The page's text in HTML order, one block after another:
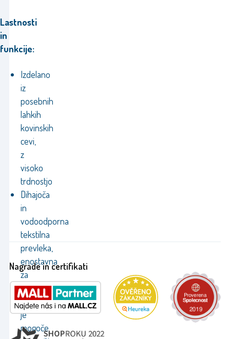
Lastnosti
in
funkcije:
Izdelano
iz
posebnih
lahkih
kovinskih
cevi,
z
visoko
trdnostjo
Dihajoča
in
vodoodporna
tekstilna
prevleka,
enostavna
za
vzdrževanje
Ležalnik
je
mogoče
Nagrade in certifikati